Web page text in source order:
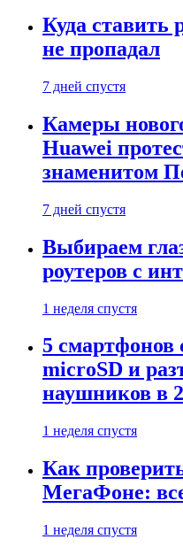
Куда ставить
не пропадал
7 дней спустя
Камеры
Huawei
знаменитом
7 дней спустя
Выбираем
роутеров с
1 неделя спустя
5 смартфонов
microSD и
наушников в
1 неделя спустя
Как
МегаФоне:
1 неделя спустя